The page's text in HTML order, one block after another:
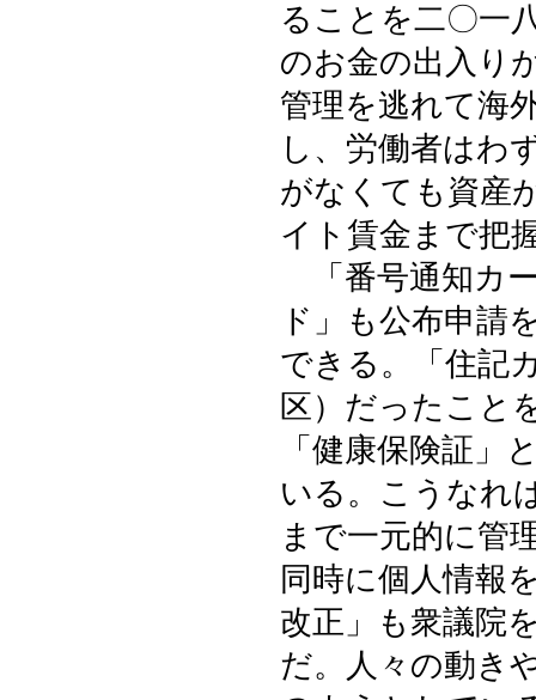
ることを二〇一
のお金の出入り
管理を逃れて海
し、労働者はわ
がなくても資産
イト賃金まで把
「番号通知カ
ド」も公布申請
できる。「住記
区）だったこと
「健康保険証」
いる。こうなれ
まで一元的に管
同時に個人情報
改正」も衆議院
だ。人々の動き